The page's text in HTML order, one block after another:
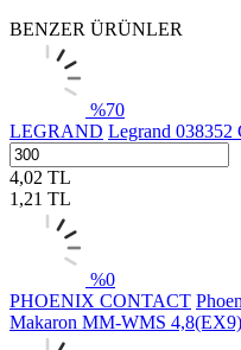
BENZER ÜRÜNLER
%70
LEGRAND Legrand
4,02 TL
1,21 TL
%0
PHOENIX CONTACT
Makaron MM-WMS